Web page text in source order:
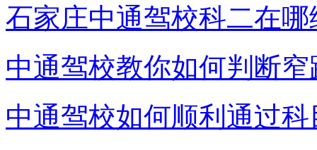
石家庄中通驾校科二在哪
中通驾校教你如何判断
中通驾校如何顺利通过